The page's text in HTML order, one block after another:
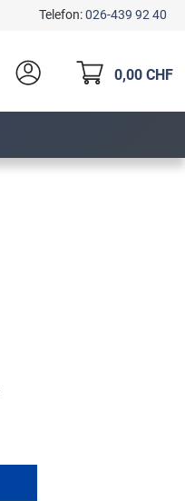
Telefon:026-439 92 40
0,00 CHF